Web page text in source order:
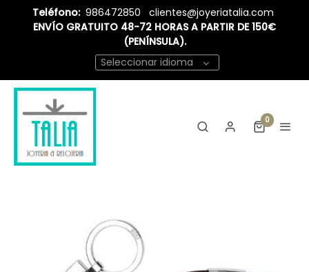
Teléfono: 986472850
clientes@joyeriatalia.com
ENVÍO GRATUITO 48-72 HORAS A PARTIR DE 150€
(PENÍNSULA).
Seleccionar idioma
0